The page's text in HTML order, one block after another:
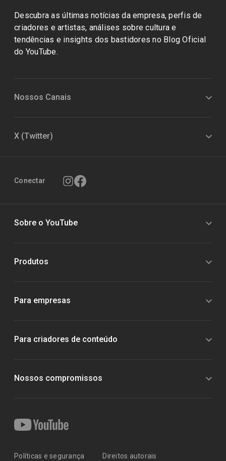
Descubra as últimas notícias da empresa, perfis de
criadores e artistas, análises sobre cultura e
tendências e insights dos bastidores no Blog Oficial
do YouTube.
Nossos Canais
X (Twitter)
Conectar
Sobre o YouTube
Produtos
Para empresas
Para criadores de conteúdo
Nossos compromissos
Políticas e segurança Direitos autorais